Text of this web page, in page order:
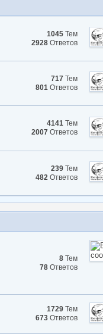
1045 Тем
2928 Ответов
717 Тем
801 Ответов
4141 Тем
2007 Ответов
239 Тем
482 Ответов
8 Тем
78 Ответов
1729 Тем
673 Ответов